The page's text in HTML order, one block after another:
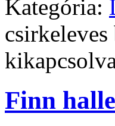
Kategória:
csirkeleves
Finn